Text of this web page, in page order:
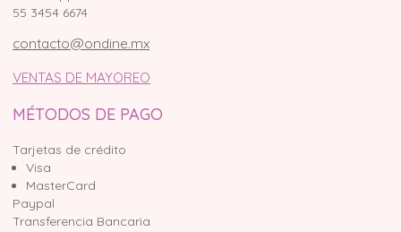
55 3454 6674
contacto@ondine.mx
VENTAS DE MAYOREO
MÉTODOS DE PAGO
Tarjetas de crédito
Visa
MasterCard
Paypal
Transferencia Bancaria